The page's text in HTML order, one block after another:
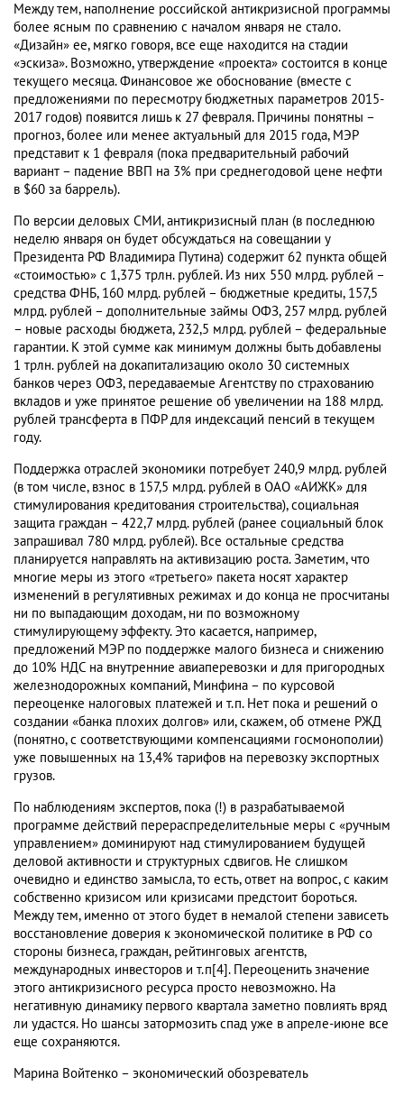
Между тем, наполнение российской антикризисной программы
более ясным по сравнению с началом января не стало.
«Дизайн» ее, мягко говоря, все еще находится на стадии
«эскиза». Возможно, утверждение «проекта» состоится в конце
текущего месяца. Финансовое же обоснование (вместе с
предложениями по пересмотру бюджетных параметров 2015-
2017 годов) появится лишь к 27 февраля. Причины понятны –
прогноз, более или менее актуальный для 2015 года, МЭР
представит к 1 февраля (пока предварительный рабочий
вариант – падение ВВП на 3% при среднегодовой цене нефти
в $60 за баррель).
По версии деловых СМИ, антикризисный план (в последнюю
неделю января он будет обсуждаться на совещании у
Президента РФ Владимира Путина) содержит 62 пункта общей
«стоимостью» с 1,375 трлн. рублей. Из них 550 млрд. рублей –
средства ФНБ, 160 млрд. рублей – бюджетные кредиты, 157,5
млрд. рублей – дополнительные займы ОФЗ, 257 млрд. рублей
– новые расходы бюджета, 232,5 млрд. рублей – федеральные
гарантии. К этой сумме как минимум должны быть добавлены
1 трлн. рублей на докапитализацию около 30 системных
банков через ОФЗ, передаваемые Агентству по страхованию
вкладов и уже принятое решение об увеличении на 188 млрд.
рублей трансферта в ПФР для индексаций пенсий в текущем
году.
Поддержка отраслей экономики потребует 240,9 млрд. рублей
(в том числе, взнос в 157,5 млрд. рублей в ОАО «АИЖК» для
стимулирования кредитования строительства), социальная
защита граждан – 422,7 млрд. рублей (ранее социальный блок
запрашивал 780 млрд. рублей). Все остальные средства
планируется направлять на активизацию роста. Заметим, что
многие меры из этого «третьего» пакета носят характер
изменений в регулятивных режимах и до конца не просчитаны
ни по выпадающим доходам, ни по возможному
стимулирующему эффекту. Это касается, например,
предложений МЭР по поддержке малого бизнеса и снижению
до 10% НДС на внутренние авиаперевозки и для пригородных
железнодорожных компаний, Минфина – по курсовой
переоценке налоговых платежей и т.п. Нет пока и решений о
создании «банка плохих долгов» или, скажем, об отмене РЖД
(понятно, с соответствующими компенсациями госмонополии)
уже повышенных на 13,4% тарифов на перевозку экспортных
грузов.
По наблюдениям экспертов, пока (!) в разрабатываемой
программе действий перераспределительные меры с «ручным
управлением» доминируют над стимулированием будущей
деловой активности и структурных сдвигов. Не слишком
очевидно и единство замысла, то есть, ответ на вопрос, с каким
собственно кризисом или кризисами предстоит бороться.
Между тем, именно от этого будет в немалой степени зависеть
восстановление доверия к экономической политике в РФ со
стороны бизнеса, граждан, рейтинговых агентств,
международных инвесторов и т.п[4]. Переоценить значение
этого антикризисного ресурса просто невозможно. На
негативную динамику первого квартала заметно повлиять вряд
ли удастся. Но шансы затормозить спад уже в апреле-июне все
еще сохраняются.
Марина Войтенко – экономический обозреватель